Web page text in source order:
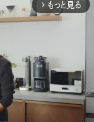
arrow_forward_ios もっと見る